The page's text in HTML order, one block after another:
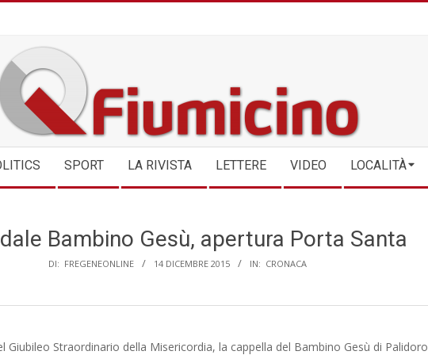
SPORT LA RIVISTA LETTERE VIDEO LOCALITÀ
Bambino Gesù, apertura Porta Santa
DI: FREGENEONLINE 14 DICEMBRE 2015 IN: CRONACA
Giubileo Straordinario della Misericordia, la cappella del Bambino Gesù di Palidoro